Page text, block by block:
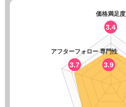
価格満足度
3.4
専門性
3.9
アフターフォロー
3.7